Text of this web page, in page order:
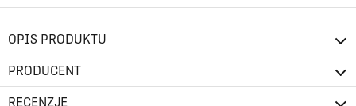
OPIS PRODUKTU
PRODUCENT
RECENZJE